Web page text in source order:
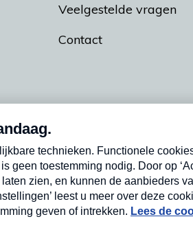
Veelgestelde vragen
Contact